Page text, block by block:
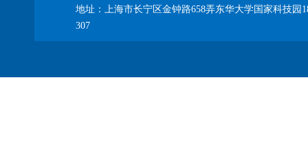
地址：上海市长宁区金钟路658弄东华大学国家科技园
307